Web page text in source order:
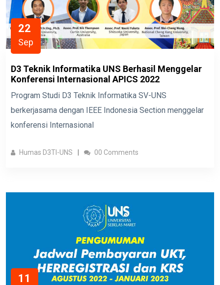
22
Sep
D3 Teknik Informatika UNS Berhasil Menggelar
Konferensi Internasional APICS 2022
Program Studi D3 Teknik Informatika SV-UNS
berkerjasama dengan IEEE Indonesia Section menggelar
konferensi Internasional
Humas D3TI-UNS 00 Comments
11